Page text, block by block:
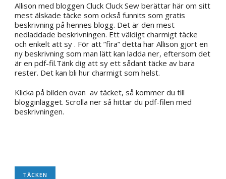
Allison med bloggen Cluck Cluck Sew berättar här om sitt
mest älskade täcke som också funnits som gratis
beskrivning på hennes blogg. Det är den mest
nedladdade beskrivningen. Ett väldigt charmigt täcke
och enkelt att sy . För att ”fira” detta har Allison gjort en
ny beskrivning som man lätt kan ladda ner, eftersom det
är en pdf-fil.Tänk dig att sy ett sådant täcke av bara
rester. Det kan bli hur charmigt som helst.
Klicka på bilden ovan av täcket, så kommer du till
blogginlägget. Scrolla ner så hittar du pdf-filen med
beskrivningen.
TÄCKEN